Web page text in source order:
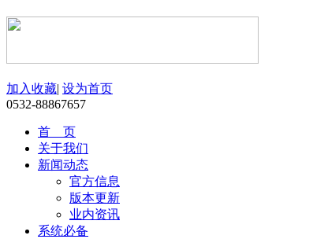
加入收藏| 设为首页
0532-88867657
首 页
关于我们
新闻动态
官方信息
版本更新
业内资讯
系统必备